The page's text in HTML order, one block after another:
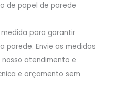
de papel de parede
para garantir
parede. Envie as medidas
atendimento e
e orçamento sem